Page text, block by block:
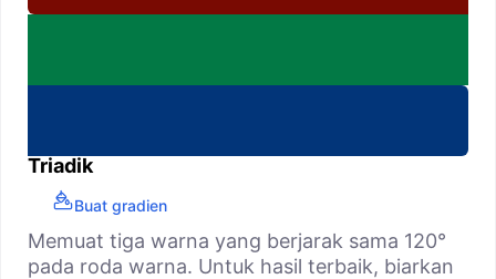
Triadik
Buat gradien
Memuat tiga warna yang berjarak sama 120°
pada roda warna. Untuk hasil terbaik, biarkan